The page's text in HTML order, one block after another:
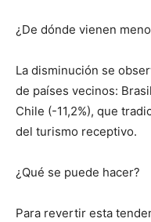
¿De dónde vienen
La disminución se
de países vecinos:
Chile (-11,2%), que
del turismo receptivo.
¿Qué se puede hacer?
Para revertir esta